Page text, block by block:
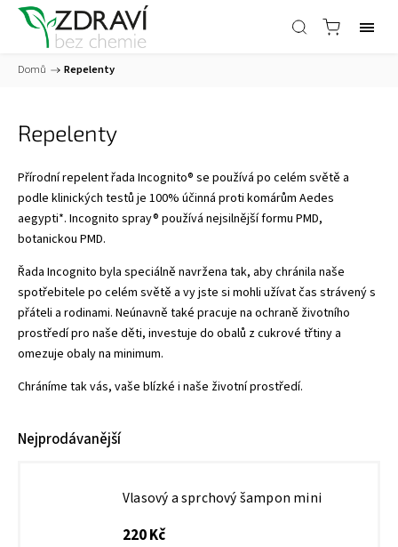
Domů / Repelenty
Repelenty
Přírodní repelent řada Incognito® se používá po celém světě a
podle klinických testů je 100% účinná proti komárům Aedes
aegypti*. Incognito spray® používá nejsilnější formu PMD,
botanickou PMD.
Řada Incognito byla speciálně navržena tak, aby chránila naše
spotřebitele po celém světě a vy jste si mohli užívat čas strávený s
přáteli a rodinami. Neúnavně také pracuje na ochraně životního
prostředí pro naše děti, investuje do obalů z cukrové třtiny a
omezuje obaly na minimum.
Chráníme tak vás, vaše blízké i naše životní prostředí.
Nejprodávanější
Vlasový a sprchový šampon mini
220 Kč